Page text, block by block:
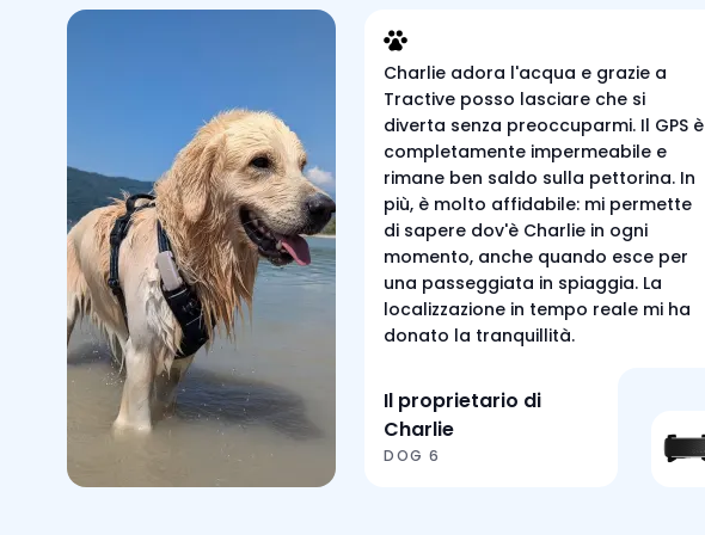
Charlie adora l'acqua e grazie a
Tractive posso lasciare che si
diverta senza preoccuparmi. Il GPS è
completamente impermeabile e
rimane ben saldo sulla pettorina. In
più, è molto affidabile: mi permette
di sapere dov'è Charlie in ogni
momento, anche quando esce per
una passeggiata in spiaggia. La
localizzazione in tempo reale mi ha
donato la tranquillità.
Il proprietario di
Charlie
DOG 6